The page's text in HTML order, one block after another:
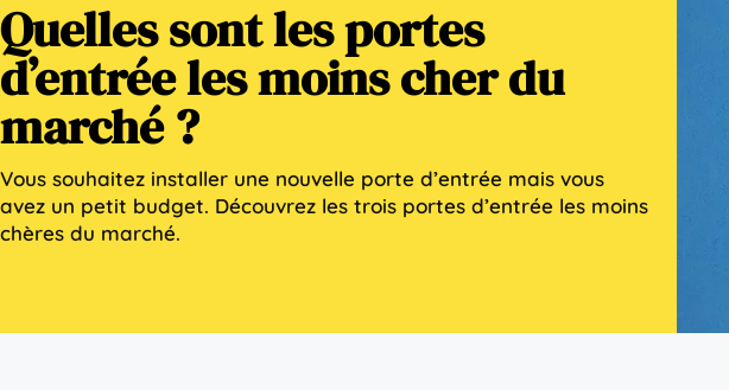
Quelles sont les portes
d’entrée les moins cher du
marché ?
Vous souhaitez installer une nouvelle porte d’entrée mais vous
avez un petit budget. Découvrez les trois portes d’entrée les moins
chères du marché.